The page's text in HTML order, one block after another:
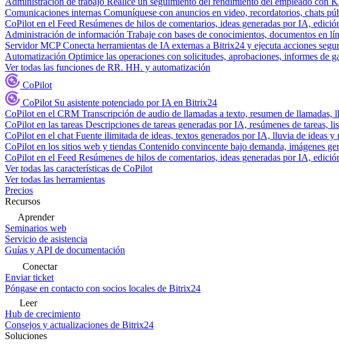
Comunicaciones internas Comuníquese con anuncios en video, recordatorios, chats
CoPilot en el Feed Resúmenes de hilos de comentarios, ideas generadas por IA,
Administración de información Trabaje con bases de conocimientos, documentos en
Servidor MCP Conecta herramientas de IA externas a Bitrix24 y ejecuta acciones
Automatización Optimice las operaciones con solicitudes, aprobaciones, informes de
Ver todas las funciones de RR. HH. y automatización
CoPilot
CoPilot Su asistente potenciado por IA en Bitrix24
CoPilot en el CRM Transcripción de audio de llamadas a texto, resumen de llamadas,
CoPilot en las tareas Descripciones de tareas generadas por IA, resúmenes de tareas,
CoPilot en el chat Fuente ilimitada de ideas, textos generados por IA, lluvia de ideas y
CoPilot en los sitios web y tiendas Contenido convincente bajo demanda, imágenes
CoPilot en el Feed Resúmenes de hilos de comentarios, ideas generadas por IA,
Ver todas las características de CoPilot
Ver todas las herramientas
Precios
Recursos
Aprender
Seminarios web
Servicio de asistencia
Guías y API de documentación
Conectar
Enviar ticket
Póngase en contacto con socios locales de Bitrix24
Leer
Hub de crecimiento
Consejos y actualizaciones de Bitrix24
Soluciones